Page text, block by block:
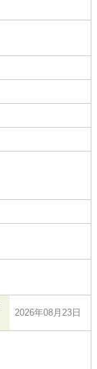
2026年08月23日